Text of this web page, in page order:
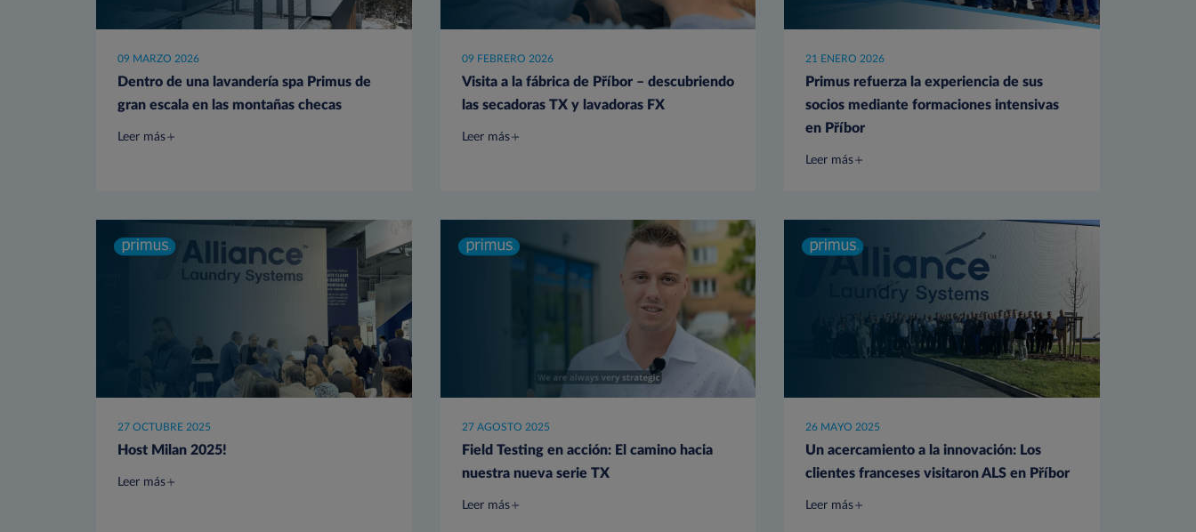
09 MARZO 2026
Dentro de una lavandería spa Primus de
gran escala en las montañas checas
Leer más
09 FEBRERO 2026
Visita a la fábrica de Příbor – descubriendo
las secadoras TX y lavadoras FX
Leer más
21 ENERO 2026
Primus refuerza la experiencia de sus
socios mediante formaciones intensivas
en Příbor
Leer más
27 OCTUBRE 2025
Host Milan 2025!
Leer más
27 AGOSTO 2025
Field Testing en acción: El camino hacia
nuestra nueva serie TX
Leer más
26 MAYO 2025
Un acercamiento a la innovación: Los
clientes franceses visitaron ALS en Příbor
Leer más